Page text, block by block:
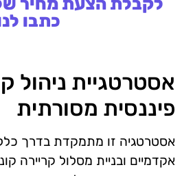
כתבו
אסטרטגיית ניהול
פיננסית מסורתית
אסטרטגיה זו מתמקדת בדרך
אקדמיים ובניית מסלול קריירה